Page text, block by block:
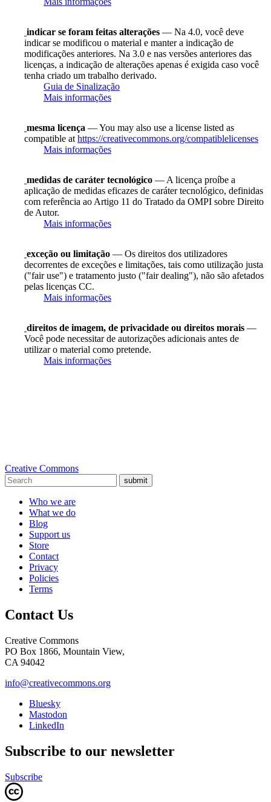
indicar se foram feitas alterações — Na 4.0, você deve
indicar se modificou o material e manter a indicação de
modificações anteriores. Na 3.0 e nas versões anteriores das
licenças, a indicação de alterações apenas é exigida caso você
tenha criado um trabalho derivado.
Guia de Sinalização
Mais informações
mesma licença — You may also use a license listed as
compatible at https://creativecommons.org/compatiblelicenses
Mais informações
medidas de caráter tecnológico — A licença proíbe a
aplicação de medidas eficazes de caráter tecnológico, definidas
com referência ao Artigo 11 do Tratado da OMPI sobre Direito
de Autor.
Mais informações
exceção ou limitação — Os direitos dos utilizadores
decorrentes de exceções e limitações, tais como utilização justa
("fair use") e tratamento justo ("fair dealing"), não são afetados
pelas licenças CC.
Mais informações
direitos de imagem, de privacidade ou direitos morais —
Você pode necessitar de autorizações adicionais antes de
utilizar o material como pretende.
Mais informações
Creative Commons
submit
Who we are
What we do
Blog
Support us
Store
Contact
Privacy
Policies
Terms
Contact Us
Creative Commons
PO Box 1866, Mountain View,
CA 94042
info@creativecommons.org
Bluesky
Mastodon
LinkedIn
Subscribe to our newsletter
Subscribe